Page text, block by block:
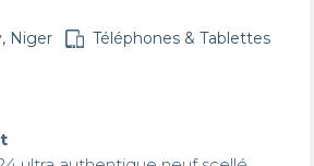
Niger Téléphones & Tablettes